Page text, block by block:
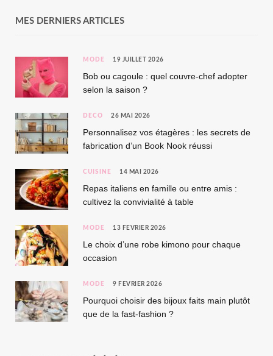
MES DERNIERS ARTICLES
MODE 19 JUILLET 2026
Bob ou cagoule : quel couvre-chef adopter
selon la saison ?
DÉCO 26 MAI 2026
Personnalisez vos étagères : les secrets de
fabrication d’un Book Nook réussi
CUISINE 14 MAI 2026
Repas italiens en famille ou entre amis :
cultivez la convivialité à table
MODE 13 FÉVRIER 2026
Le choix d’une robe kimono pour chaque
occasion
MODE 9 FÉVRIER 2026
Pourquoi choisir des bijoux faits main plutôt
que de la fast-fashion ?